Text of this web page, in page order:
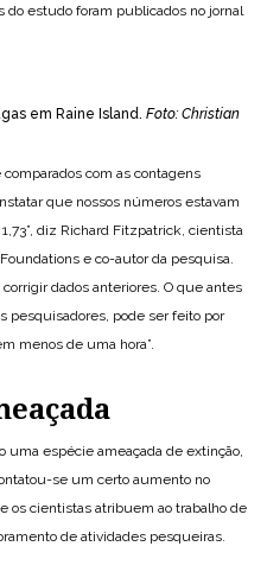
do estudo foram publicados no jornal
em Raine Island. Foto: Christian
comparados com as contagens
que nossos números estavam
diz Richard Fitzpatrick, cientista
e co-autor da pesquisa.
corrigir dados anteriores. O que antes
pesquisadores, pode ser feito por
menos de uma hora”.
uma espécie ameaçada de extinção,
se um certo aumento no
os cientistas atribuem ao trabalho de
de atividades pesqueiras.